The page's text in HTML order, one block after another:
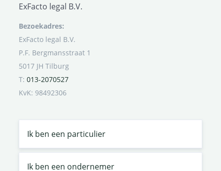
ExFacto legal B.V.
Bezoekadres:
ExFacto legal B.V.
P.F. Bergmansstraat 1
5017 JH Tilburg
T: 013-2070527
KvK: 98492306
Ik ben een particulier
Ik ben een ondernemer